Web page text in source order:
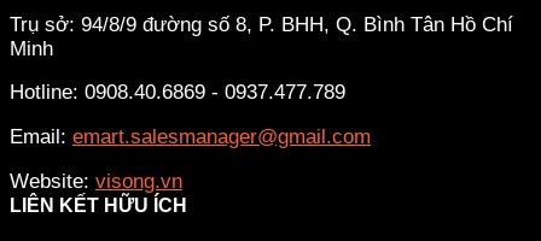
Trụ sở: 94/8/9 đường số 8, P. BHH, Q. Bình Tân Hồ Chí
Minh
Hotline: 0908.40.6869 - 0937.477.789
Email: emart.salesmanager@gmail.com
Website: visong.vn
LIÊN KẾT HỮU ÍCH